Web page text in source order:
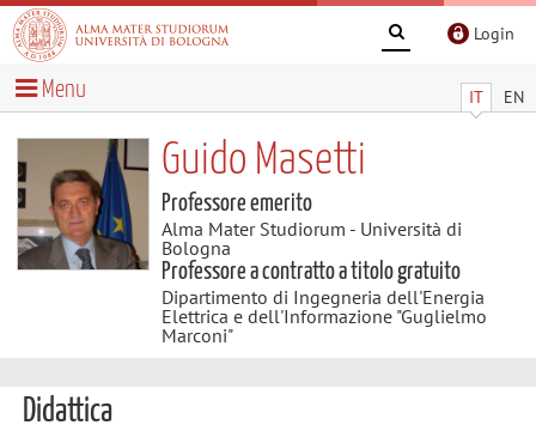
Login
IT EN
Menu
Guido Masetti
Professore emerito
Alma Mater Studiorum - Università di
Bologna
Professore a contratto a titolo gratuito
Dipartimento di Ingegneria dell'Energia
Elettrica e dell'Informazione "Guglielmo
Marconi"
Didattica